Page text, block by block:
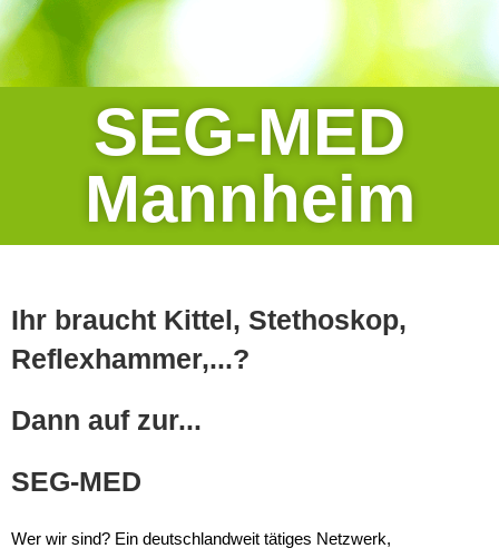
SEG-MED
Mannheim
Ihr braucht Kittel, Stethoskop,
Reflexhammer,...?
Dann auf zur...
SEG-MED
Wer wir sind? Ein deutschlandweit tätiges Netzwerk,